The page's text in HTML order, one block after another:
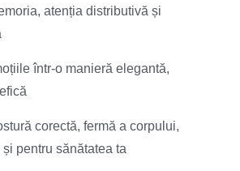
atenția distributivă și
într-o manieră elegantă,
corectă, fermă a corpului,
și pentru sănătatea ta